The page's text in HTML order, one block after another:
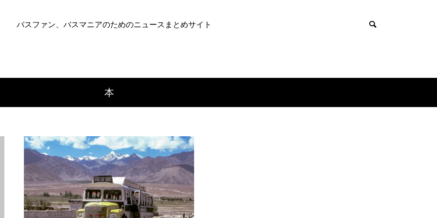
バスファン、バスマニアのためのニュースまとめサイト
本